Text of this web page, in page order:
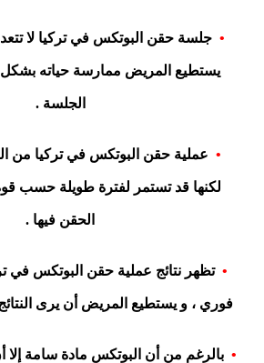
• جلسة حقن البوتكس في تركيا لا
يستطيع المريض ممارسة حياته بشكل
الجلسة .
• عملية حقن البوتكس في تركيا من
لكنها قد تستمر لفترة طويلة حسب
الحقن فيها .
• تظهر نتائج عملية حقن البوتكس في
فوري ، و يستطيع المريض أن يرى النتائج
• بالرغم من أن البوتكس مادة سامة إلا